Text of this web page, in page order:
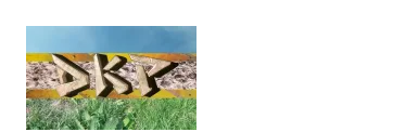
Inhalt